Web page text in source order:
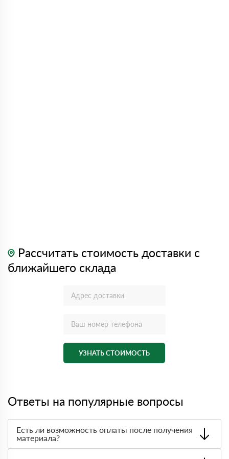
Рассчитать стоимость доставки с
ближайшего склада
УЗНАТЬ СТОИМОСТЬ
Ответы на популярные вопросы
Есть ли возможность оплаты после получения
материала?